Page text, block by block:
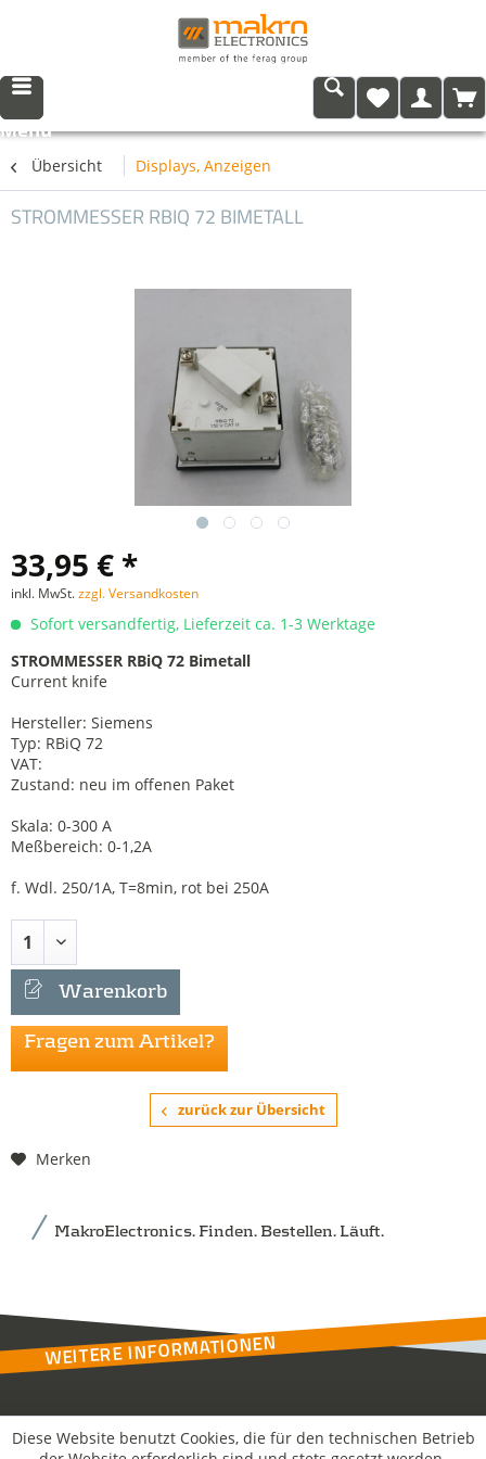
Menü
Übersicht Displays, Anzeigen
STROMMESSER RBIQ 72 BIMETALL
33,95 € *
inkl. MwSt.zzgl. Versandkosten
Sofort versandfertig, Lieferzeit ca. 1-3 Werktage
STROMMESSER RBiQ 72 Bimetall
Current knife
Hersteller: Siemens
Typ: RBiQ 72
VAT:
Zustand: neu im offenen Paket
Skala: 0-300 A
Meßbereich: 0-1,2A
f. Wdl. 250/1A, T=8min, rot bei 250A
Warenkorb
Fragen zum Artikel?
zurück zur Übersicht
Merken
MakroElectronics. Finden. Bestellen. Läuft.
WEITERE INFORMATIONEN
Kontakt
Diese Website benutzt Cookies, die für den technischen Betrieb